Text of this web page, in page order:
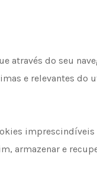
através do seu
e relevantes do
imprescindíveis
armazenar e